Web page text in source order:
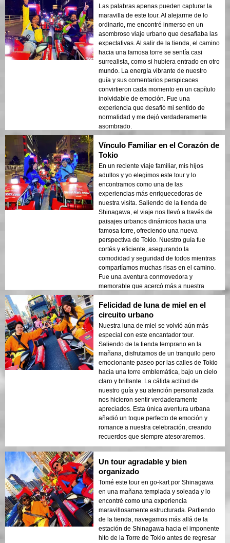
Las palabras apenas pueden capturar la
maravilla de este tour. Al alejarme de lo
ordinario, me encontré inmerso en un
asombroso viaje urbano que desafiaba las
expectativas. Al salir de la tienda, el camino
hacia una famosa torre se sentía casi
surrealista, como si hubiera entrado en otro
mundo. La energía vibrante de nuestro
guía y sus comentarios perspicaces
convirtieron cada momento en un capítulo
inolvidable de emoción. Fue una
experiencia que desafió mi sentido de
normalidad y me dejó verdaderamente
asombrado.
Vínculo Familiar en el Corazón de
Tokio
En un reciente viaje familiar, mis hijos
adultos y yo elegimos este tour y lo
encontramos como una de las
experiencias más enriquecedoras de
nuestra visita. Saliendo de la tienda de
Shinagawa, el viaje nos llevó a través de
paisajes urbanos dinámicos hacia una
famosa torre, ofreciendo una nueva
perspectiva de Tokio. Nuestro guía fue
cortés y eficiente, asegurando la
comodidad y seguridad de todos mientras
compartíamos muchas risas en el camino.
Fue una aventura conmovedora y
memorable que acercó más a nuestra
familia.
Felicidad de luna de miel en el
circuito urbano
Nuestra luna de miel se volvió aún más
especial con este encantador tour.
Saliendo de la tienda temprano en la
mañana, disfrutamos de un tranquilo pero
emocionante paseo por las calles de Tokio
hacia una torre emblemática, bajo un cielo
claro y brillante. La cálida actitud de
nuestro guía y su atención personalizada
nos hicieron sentir verdaderamente
apreciados. Esta única aventura urbana
añadió un toque perfecto de emoción y
romance a nuestra celebración, creando
recuerdos que siempre atesoraremos.
Un tour agradable y bien
organizado
Tomé este tour en go-kart por Shinagawa
en una mañana templada y soleada y lo
encontré como una experiencia
maravillosamente estructurada. Partiendo
de la tienda, navegamos más allá de la
estación de Shinagawa hacia el imponente
hito de la Torre de Tokio antes de regresar